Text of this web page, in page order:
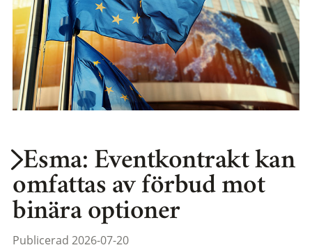
Esma: Eventkontrakt kan
omfattas av förbud mot
binära optioner
Publicerad 2026-07-20